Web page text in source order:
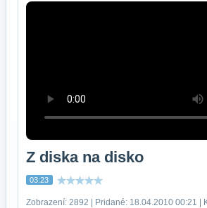
Z diska na disko
03:23
Zobrazení: 2892 | Pridané: 18.04.2010 00:21 |